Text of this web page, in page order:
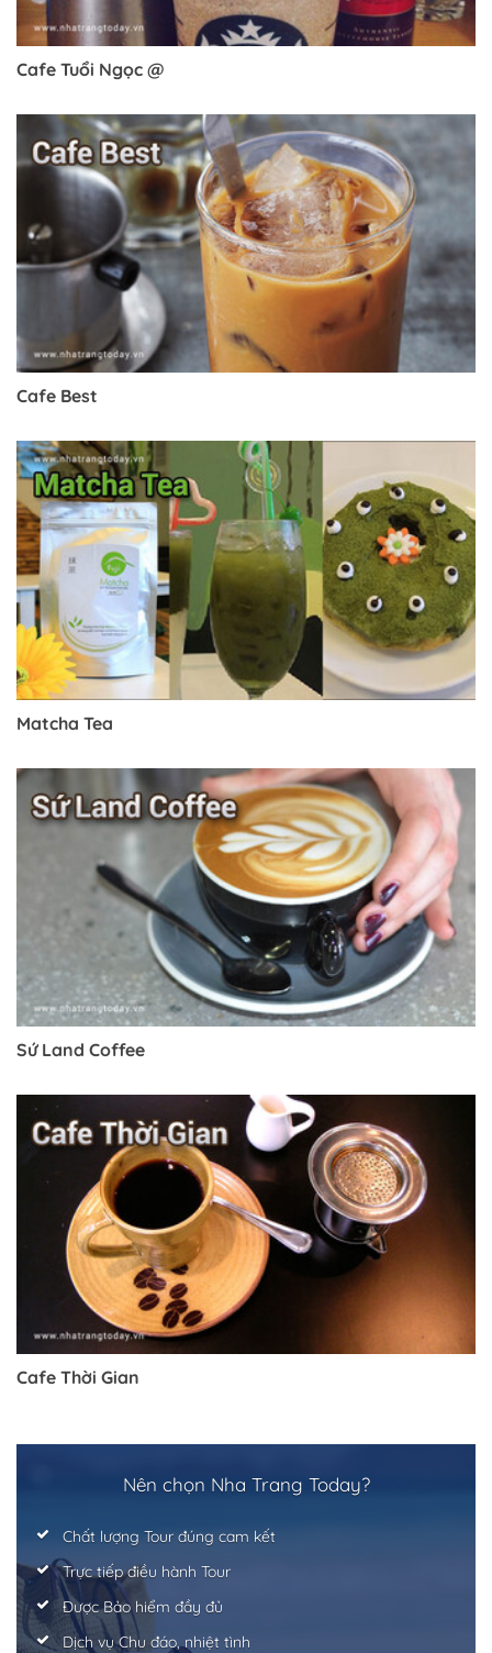
Trở về trang trước đó
Cafe Tuổi Ngọc @
Cafe Best
Matcha Tea
Sứ Land Coffee
Cafe Thời Gian
Nên chọn Nha Trang Today?
Chất lượng Tour đúng cam kết
Trực tiếp điều hành Tour
Được Bảo hiểm đầy đủ
Dịch vụ Chu đáo, nhiệt tình